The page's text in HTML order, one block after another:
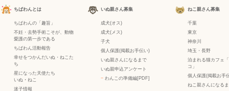
ちばわんとは
ちばわんの「趣旨」
不妊・去勢手術こそが、動物
愛護の第一歩である
ちばわん活動報告
幸せをつかんだいぬ・ねこた
ち
星になった天使たち
いぬ ・ ねこ
迷子情報
いぬ親さん募集
成犬(オス)
成犬(メス)
子犬
個人保護(掲載お手伝い)
いぬ親さんになるまで
いぬ親申込アンケート
− わんこの準備編[PDF]
ねこ親さん募集
千葉
東京
神奈川
埼玉・長野
泊まれる猫カフェ
コ」
個人保護(掲載お手
ねこ親さんになる